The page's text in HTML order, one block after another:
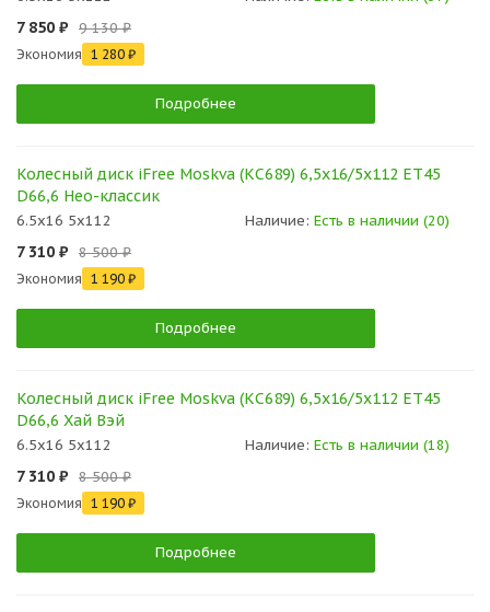
7 850 ₽ 9 130 ₽
Экономия 1 280 ₽
Подробнее
Колесный диск iFree Moskva (КС689) 6,5x16/5x112 ET45
D66,6 Нео-классик
6.5x16 5x112 Наличие: Есть в наличии (20)
7 310 ₽ 8 500 ₽
Экономия 1 190 ₽
Подробнее
Колесный диск iFree Moskva (КС689) 6,5x16/5x112 ET45
D66,6 Хай Вэй
6.5x16 5x112 Наличие: Есть в наличии (18)
7 310 ₽ 8 500 ₽
Экономия 1 190 ₽
Подробнее